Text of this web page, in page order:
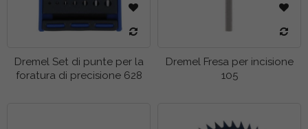
Dremel Set di punte per la
foratura di precisione 628
Dremel Fresa per incisione
105